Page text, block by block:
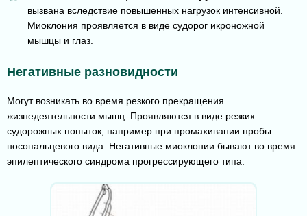
вызвана вследствие повышенных нагрузок интенсивной.
Миоклония проявляется в виде судорог икроножной
мышцы и глаз.
Негативные разновидности
Могут возникать во время резкого прекращения
жизнедеятельности мышц. Проявляются в виде резких
судорожных попыток, например при промахивании пробы
носопальцевого вида. Негативные миоклонии бывают во время
эпилептического синдрома прогрессирующего типа.